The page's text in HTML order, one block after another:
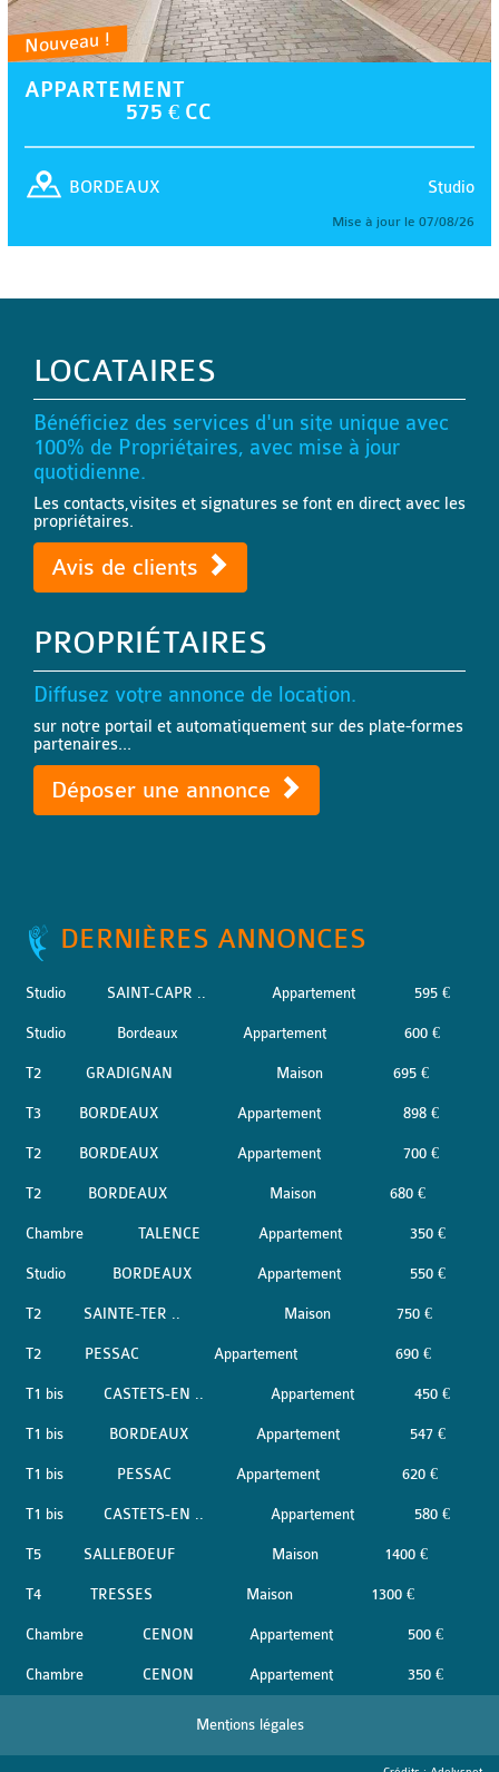
Nouveau !
APPARTEMENT
575 € CC
Studio
BORDEAUX
Mise à jour le 07/08/26
LOCATAIRES
Bénéficiez des services d'un site unique avec
100% de Propriétaires, avec mise à jour
quotidienne.
Les contacts,visites et signatures se font en direct avec les
propriétaires.
Avis de clients
PROPRIÉTAIRES
Diffusez votre annonce de location.
sur notre portail et automatiquement sur des plate-formes
partenaires...
Déposer une annonce
DERNIÈRES ANNONCES
Studio SAINT-CAPR .. Appartement 595 €
Studio Bordeaux Appartement 600 €
T2 GRADIGNAN Maison 695 €
T3 BORDEAUX Appartement 898 €
T2 BORDEAUX Appartement 700 €
T2 BORDEAUX Maison 680 €
Chambre TALENCE Appartement 350 €
Studio BORDEAUX Appartement 550 €
T2 SAINTE-TER .. Maison 750 €
T2 PESSAC Appartement 690 €
T1 bis CASTETS-EN .. Appartement 450 €
T1 bis BORDEAUX Appartement 547 €
T1 bis PESSAC Appartement 620 €
T1 bis CASTETS-EN .. Appartement 580 €
T5 SALLEBOEUF Maison 1400 €
T4 TRESSES Maison 1300 €
Chambre CENON Appartement 500 €
Chambre CENON Appartement 350 €
Mentions légales